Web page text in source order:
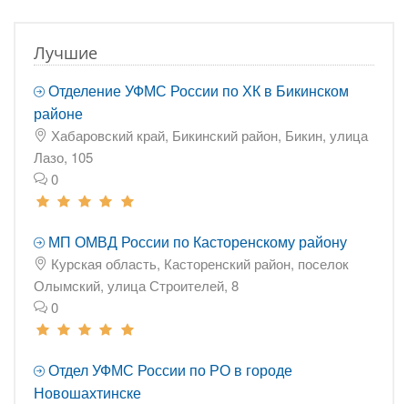
Лучшие
Отделение УФМС России по ХК в Бикинском
районе
Хабаровский край, Бикинский район, Бикин, улица
Лазо, 105
0
МП ОМВД России по Касторенскому району
Курская область, Касторенский район, поселок
Олымский, улица Строителей, 8
0
Отдел УФМС России по РО в городе
Новошахтинске